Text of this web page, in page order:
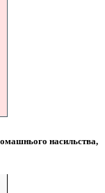
насильства,